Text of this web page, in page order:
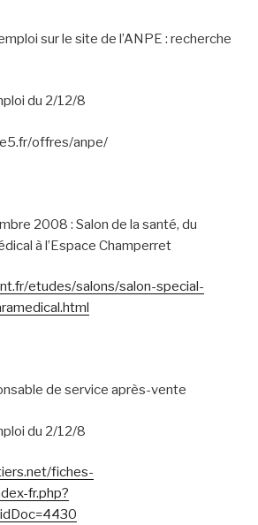
sur le site de l’ANPE : recherche
du 2/12/8
offres/anpe/
2008 : Salon de la santé, du
à l’Espace Champerret
etudes/salons/salon-special-
de service après-vente
du 2/12/8
fiches-
fr.php?